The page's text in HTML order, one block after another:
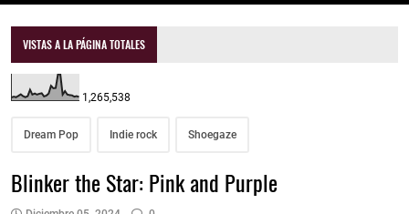
VISTAS A LA PÁGINA TOTALES
1,265,538
Dream Pop Indie rock Shoegaze
Blinker the Star: Pink and Purple